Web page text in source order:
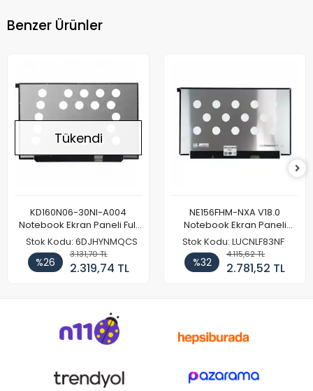
Benzer Ürünler
Tükendi
KD160N06-30NI-A004
Notebook Ekran Paneli Full
HD
Stok Kodu: 6DJHYNMQCS
%26
3.131,70 TL
2.319,74 TL
NE156FHM-NXA V18.0
Notebook Ekran Paneli
144Hz
Stok Kodu: LUCNLF83NF
%32
4.115,62 TL
2.781,52 TL